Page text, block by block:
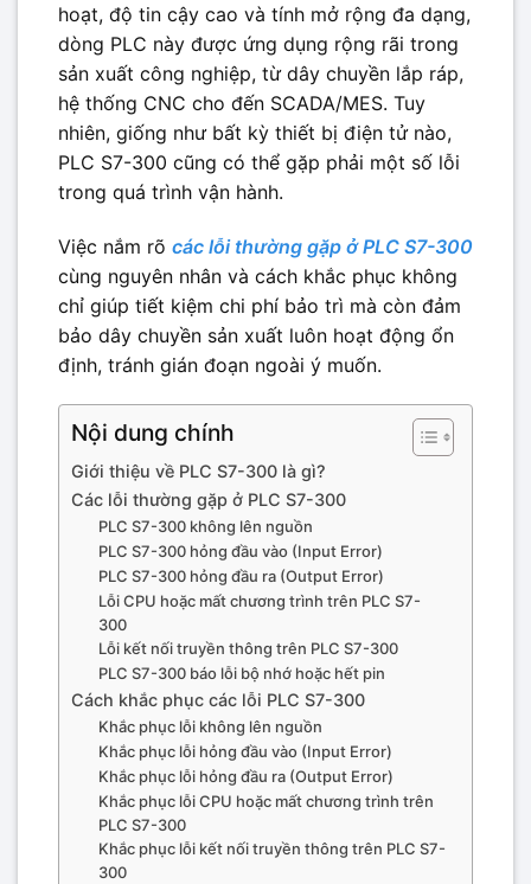
hoạt, độ tin cậy cao và tính mở rộng đa dạng,
dòng PLC này được ứng dụng rộng rãi trong
sản xuất công nghiệp, từ dây chuyền lắp ráp,
hệ thống CNC cho đến SCADA/MES. Tuy
nhiên, giống như bất kỳ thiết bị điện tử nào,
PLC S7-300 cũng có thể gặp phải một số lỗi
trong quá trình vận hành.
Việc nắm rõ các lỗi thường gặp ở PLC S7-300
cùng nguyên nhân và cách khắc phục không
chỉ giúp tiết kiệm chi phí bảo trì mà còn đảm
bảo dây chuyền sản xuất luôn hoạt động ổn
định, tránh gián đoạn ngoài ý muốn.
Nội dung chính
Giới thiệu về PLC S7-300 là gì?
Các lỗi thường gặp ở PLC S7-300
PLC S7-300 không lên nguồn
PLC S7-300 hỏng đầu vào (Input Error)
PLC S7-300 hỏng đầu ra (Output Error)
Lỗi CPU hoặc mất chương trình trên PLC S7-
300
Lỗi kết nối truyền thông trên PLC S7-300
PLC S7-300 báo lỗi bộ nhớ hoặc hết pin
Cách khắc phục các lỗi PLC S7-300
Khắc phục lỗi không lên nguồn
Khắc phục lỗi hỏng đầu vào (Input Error)
Khắc phục lỗi hỏng đầu ra (Output Error)
Khắc phục lỗi CPU hoặc mất chương trình trên
PLC S7-300
Khắc phục lỗi kết nối truyền thông trên PLC S7-
300